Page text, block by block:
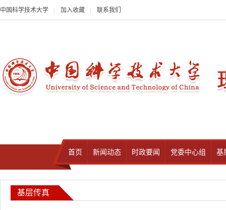
中国科学技术大学 加入收藏 联系我们
首页 新闻动态 时政要闻 党委中心组 基
基层传真